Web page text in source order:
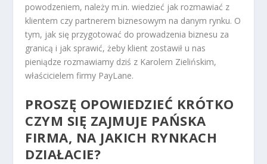
powodzeniem, należy m.in. wiedzieć jak rozmawiać z
klientem czy partnerem biznesowym na danym rynku. O
tym, jak się przygotować do prowadzenia biznesu za
granicą i jak sprawić, żeby klient zostawił u nas
pieniądze rozmawiamy dziś z Karolem Zielińskim,
właścicielem firmy PayLane.
PROSZĘ OPOWIEDZIEĆ KRÓTKO
CZYM SIĘ ZAJMUJE PAŃSKA
FIRMA, NA JAKICH RYNKACH
DZIAŁACIE?